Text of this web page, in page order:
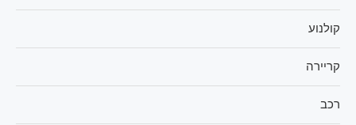
קולנוע
קריירה
רכב